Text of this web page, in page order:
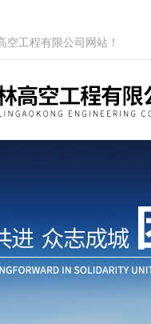
空工程有限公司网站！